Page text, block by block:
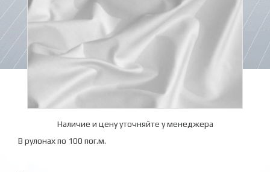
Наличие и цену уточняйте у менеджера
В рулонах по 100 пог.м.